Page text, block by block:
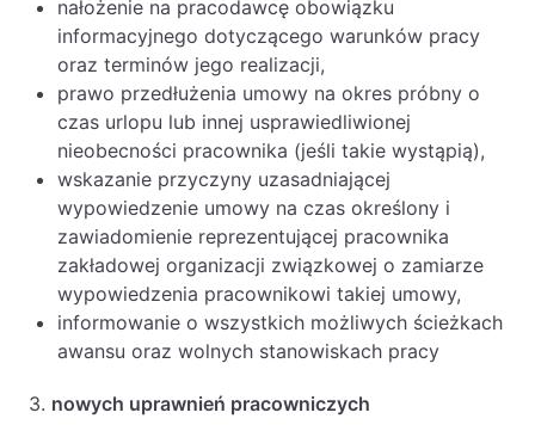
nałożenie na pracodawcę obowiązku
informacyjnego dotyczącego warunków pracy
oraz terminów jego realizacji,
prawo przedłużenia umowy na okres próbny o
czas urlopu lub innej usprawiedliwionej
nieobecności pracownika (jeśli takie wystąpią),
wskazanie przyczyny uzasadniającej
wypowiedzenie umowy na czas określony i
zawiadomienie reprezentującej pracownika
zakładowej organizacji związkowej o zamiarze
wypowiedzenia pracownikowi takiej umowy,
informowanie o wszystkich możliwych ścieżkach
awansu oraz wolnych stanowiskach pracy
3. nowych uprawnień pracowniczych